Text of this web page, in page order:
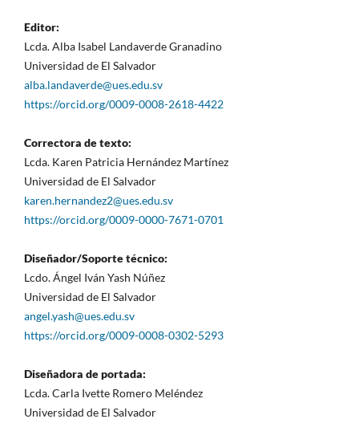
Editor:
Lcda. Alba Isabel Landaverde Granadino
Universidad de El Salvador
alba.landaverde@ues.edu.sv
https://orcid.org/0009-0008-2618-4422
Correctora de texto:
Lcda. Karen Patricia Hernández Martínez
Universidad de El Salvador
karen.hernandez2@ues.edu.sv
https://orcid.org/0009-0000-7671-0701
Diseñador/Soporte técnico:
Lcdo. Ángel Iván Yash Núñez
Universidad de El Salvador
angel.yash@ues.edu.sv
https://orcid.org/0009-0008-0302-5293
Diseñadora de portada:
Lcda. Carla Ivette Romero Meléndez
Universidad de El Salvador